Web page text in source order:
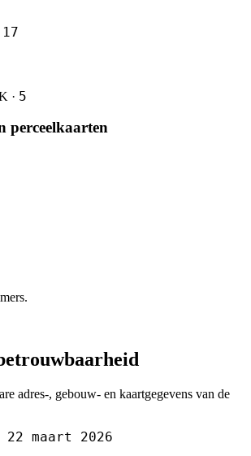
17
· 5
perceelkaarten
adres-, gebouw- en kaartgegevens van de
maart 2026